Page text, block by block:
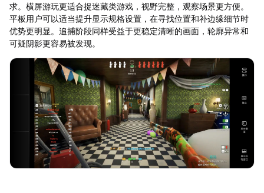
求。横屏游玩更适合捉迷藏类游戏，视野完整，观察场景更方便。
平板用户可以适当提升显示规格设置，在寻找位置和补边缘细节时
优势更明显。追捕阶段同样受益于更稳定清晰的画面，轮廓异常和
可疑阴影更容易被发现。